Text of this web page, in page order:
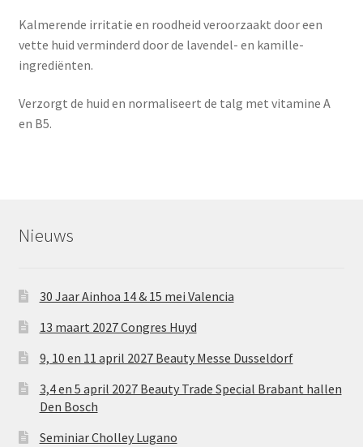
Kalmerende irritatie en roodheid veroorzaakt door een
vette huid verminderd door de lavendel- en kamille-
ingrediënten.
Verzorgt de huid en normaliseert de talg met vitamine A
en B5.
Nieuws
30 Jaar Ainhoa 14 & 15 mei Valencia
13 maart 2027 Congres Huyd
9, 10 en 11 april 2027 Beauty Messe Dusseldorf
3,4 en 5 april 2027 Beauty Trade Special Brabant hallen
Den Bosch
Seminiar Cholley Lugano